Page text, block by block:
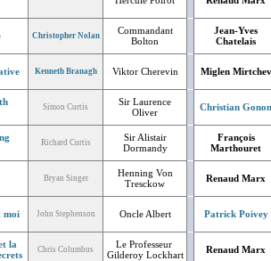
Christopher Nolan
Commandant
Bolton
Jean-Yves
Chatelais
Kenneth Branagh Viktor Cherevin Miglen Mirtchev
Simon Curtis
Sir Laurence
Oliver
Christian Gonon
Richard Curtis
Sir Alistair
Dormandy
François
Marthouret
Bryan Singer
Henning Von
Tresckow
Renaud Marx
moi John Stephenson Oncle Albert Patrick Poivey
la
Chris Columbus
Le Professeur
Gilderoy Lockhart
Renaud Marx